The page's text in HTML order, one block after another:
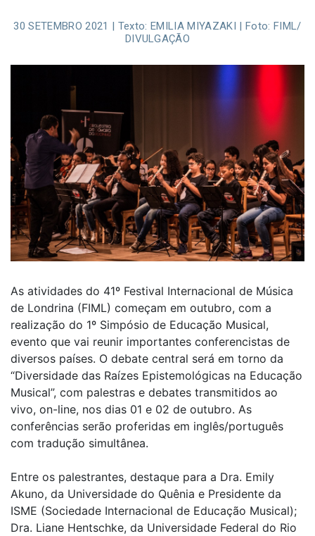
30 SETEMBRO 2021 | Texto: EMILIA MIYAZAKI | Foto: FIML/
DIVULGAÇÃO
As atividades do 41º Festival Internacional de Música
de Londrina (FIML) começam em outubro, com a
realização do 1º Simpósio de Educação Musical,
evento que vai reunir importantes conferencistas de
diversos países. O debate central será em torno da
“Diversidade das Raízes Epistemológicas na Educação
Musical”, com palestras e debates transmitidos ao
vivo, on-line, nos dias 01 e 02 de outubro. As
conferências serão proferidas em inglês/português
com tradução simultânea.
Entre os palestrantes, destaque para a Dra. Emily
Akuno, da Universidade do Quênia e Presidente da
ISME (Sociedade Internacional de Educação Musical);
Dra. Liane Hentschke, da Universidade Federal do Rio